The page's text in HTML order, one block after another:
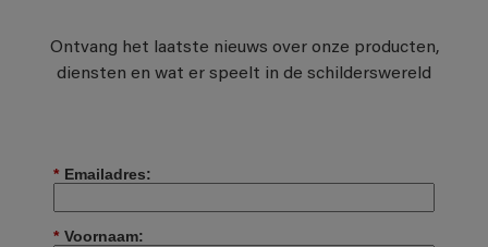
Ontvang het laatste nieuws over onze producten,
diensten en wat er speelt in de schilderswereld